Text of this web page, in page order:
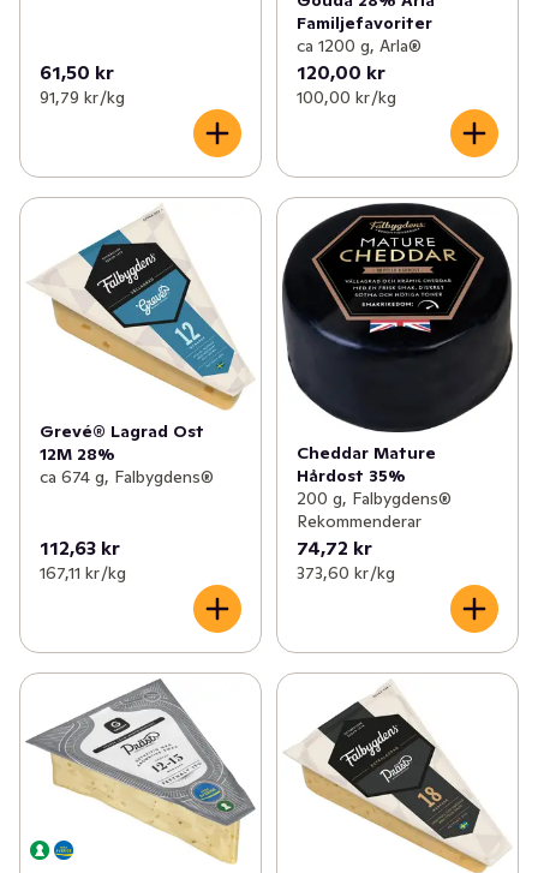
61,50 kr
91,79 kr /kg
Familjefavoriter
ca 1200 g, Arla®
120,00 kr
100,00 kr /kg
Grevé® Lagrad Ost
12M 28%
ca 674 g, Falbygdens®
112,63 kr
167,11 kr /kg
Cheddar Mature
Hårdost 35%
200 g, Falbygdens®
Rekommenderar
74,72 kr
373,60 kr /kg